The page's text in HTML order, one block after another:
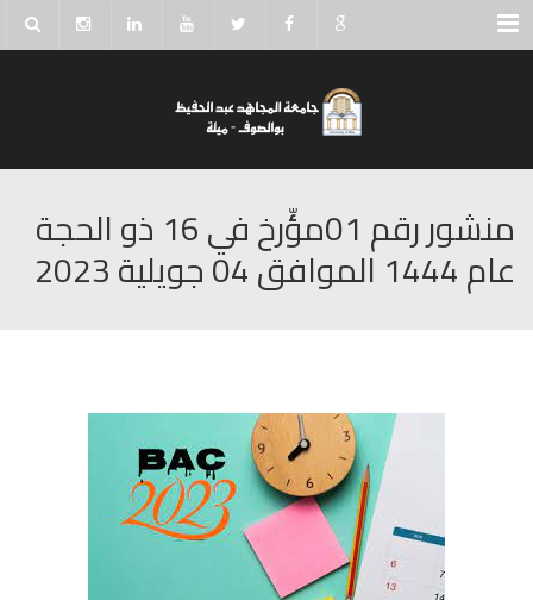
Menu
منشور رقم 01مؤّرخ في 16 ذو الحجة
عام 1444 الموافق 04 جويلية 2023